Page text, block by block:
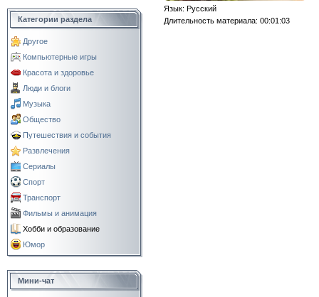
Категории раздела
Другое
Компьютерные игры
Красота и здоровье
Люди и блоги
Музыка
Общество
Путешествия и события
Развлечения
Сериалы
Спорт
Транспорт
Фильмы и анимация
Хобби и образование
Юмор
Мини-чат
Язык: Русский
Длительность материала: 00:01:03